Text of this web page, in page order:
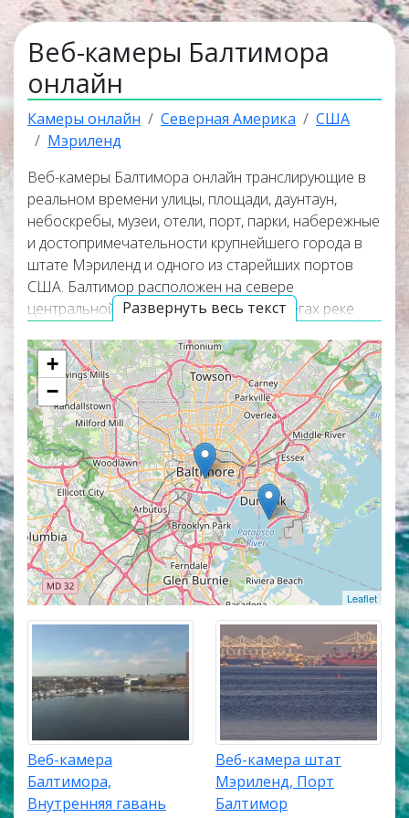
Веб-камеры Балтимора
онлайн
Камеры онлайн Северная Америка
США
Мэриленд
Развернуть весь текст
Веб-камеры Балтимора онлайн транслирующие в
реальном времени улицы, площади, даунтаун,
небоскребы, музеи, отели, порт, парки, набережные
и достопримечательности крупнейшего города в
штате Мэриленд и одного из старейших портов
США. Балтимор расположен на севере
центральной части Мэриленда, на берегах реке
залив Атлантического океана, в 44 км к северу от
Вашингтона, округ Колумбия. Онлайн веб-камеры
покажут панорамные виды города, окружающую
его природу и помогут узнать актуальную погоду в
Балтиморе прямо сейчас из любой точки мира.
Веб-камеры работают в прямом эфире, а
некоторые из них транслируют изображение со
звуком. Популярные онлайн веб-камеры
располагаются в верхней части списка трансляций.
Карта онлайн веб-камер покажет точное
местоположение каждой веб-камеры в Балтиморе.
+
−
Leaflet
Веб-камера
Балтимора,
Внутренняя гавань
Веб-камера штат
Мэриленд, Порт
Балтимор